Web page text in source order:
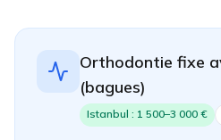
Orthodontie fixe
(bagues)
Istanbul : 1 500–3 000 €